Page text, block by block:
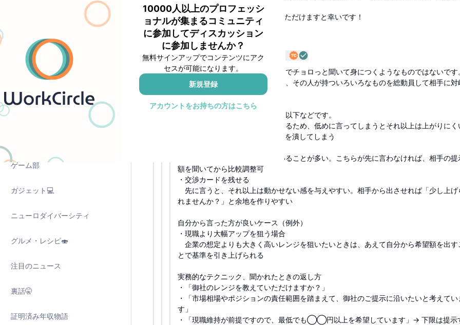
ライフスタイル
ゲーム部
ガジェット💻
ニューロダイバーシティ
グルメ・レシピ🍣
注目のニュース
裏話🤫
証明済み年収物語
10000人以上のプロフェッシ
ョナルが集まるコミュニティ
に参加してディスカッション
に参加しませんか？
無料サインアップでコンテンツにアク
セスが可能になります。
新規登録
アカウントをお持ちの方はこちら
います。
差し支えなければこの辺りご教示いただけますと幸いです！
返信
テック 外資企業 JDY7HO 10ヶ月前
交渉術は、前提としてWorkCircleでチョロっと聞いて身につくようなものではないです
情報戦、心理戦、実績と経験など、その人が持ついろいろなものを総動員して相手に対
する必要があります。
自分から言わない方が良い理由は以下などです。
・最初に提示した数字が基準になるため、低めに言ってしまうとそれ以上は上がりにく
→想定以上出してくれる可能性を潰してしまう
企業は金額のレンジを持っていることが多い。こちらが先に言わなければ、相手の提
額を聞いてから比較調整可
・交渉カードを残せる
先に言うと、それ以上は動かせない感を与えやすい。相手から出させれば「少し上げ
れませんか？」と余地を作りやすい
自分から言った方が良いケース（例外）
・現職より大幅アップを狙う場合
企業の想定よりも大きく高いレンジを狙いたいときは、あえて自分から希望額を出す
とで基準を引き上げられる
実務的なテクニック、聞かれたときの返し方
・「御社のレンジを教えていただけますか？」
・「市場相場やポジションの責任範囲を踏まえて、御社のご提示に沿いたいと考えてい
す」
・「現職維持が前提ですので、最低でも◯◯円以上を希望しています」→ 下限は提示